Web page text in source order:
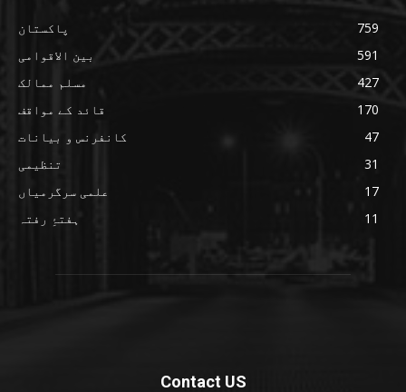
پاکستان
759
بین الاقوامی
591
مسلم ممالک
427
قائد کے مواقف
170
کانفرنس و بیانات
47
تنظیمی
31
علمی سرگرمیاں
17
ہفتۂِ رفتہ
11
Contact US